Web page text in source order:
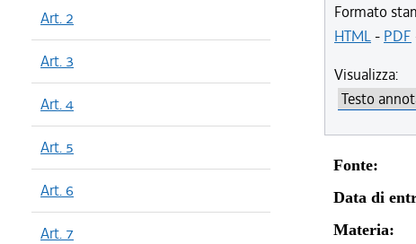
Art. 2
Art. 3
Art. 4
Art. 5
Art. 6
Art. 7
Formato
HTML- PDF
Visualizza:
Fonte:
Data di
Materia: